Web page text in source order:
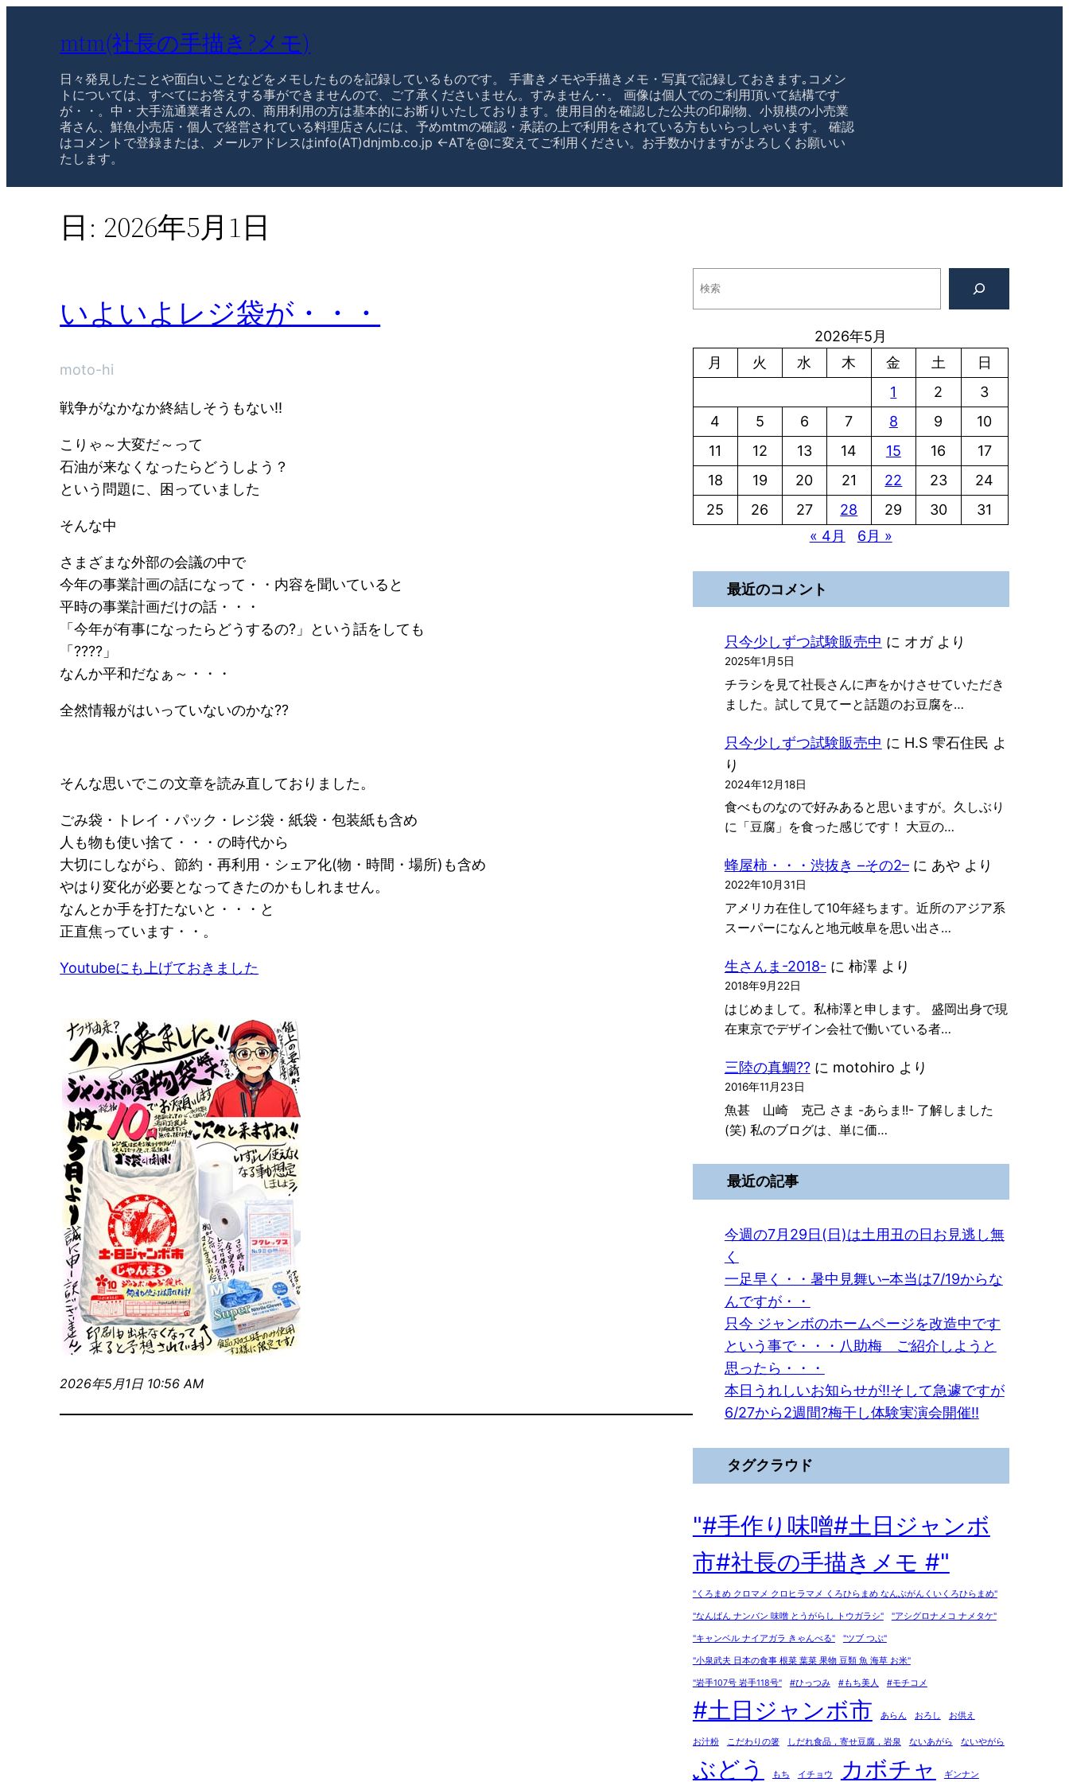
mtm(社長の手描き?メモ)
日々発見したことや面白いことなどをメモしたものを記録しているものです。 手書きメモや手描きメモ・写真で記録しておきます｡コメン
トについては、すべてにお答えする事ができませんので、ご了承くださいません。すみません･･。 画像は個人でのご利用頂いて結構です
が・・。中・大手流通業者さんの、商用利用の方は基本的にお断りいたしております。使用目的を確認した公共の印刷物、小規模の小売業
者さん、鮮魚小売店・個人で経営されている料理店さんには、予めmtmの確認・承諾の上で利用をされている方もいらっしゃいます。 確認
はコメントで登録または、メールアドレスはinfo(AT)dnjmb.co.jp ←ATを@に変えてご利用ください。お手数かけますがよろしくお願いい
たします。
日: 2026年5月1日
いよいよレジ袋が・・・
moto-hi
戦争がなかなか終結しそうもない!!
こりゃ～大変だ～って
石油が来なくなったらどうしよう？
という問題に、困っていました
そんな中
さまざまな外部の会議の中で
今年の事業計画の話になって・・内容を聞いていると
平時の事業計画だけの話・・・
「今年が有事になったらどうするの?」という話をしても
「????」
なんか平和だなぁ～・・・
全然情報がはいっていないのかな??
そんな思いでこの文章を読み直しておりました。
ごみ袋・トレイ・パック・レジ袋・紙袋・包装紙も含め
人も物も使い捨て・・・の時代から
大切にしながら、節約・再利用・シェア化(物・時間・場所)も含め
やはり変化が必要となってきたのかもしれません。
なんとか手を打たないと・・・と
正直焦っています・・。
Youtubeにも上げておきました
2026年5月1日 10:56 AM
2026年5月
月
火 水 木 金 土
日
1
2
3
4
5 6 7 8 9
10
11
12 13 14 15 16
17
18
19 20 21 22 23
24
25
26 27 28 29 30
31
« 4月
6月 »
最近のコメント
只今少しずつ試験販売中 に オガより
2025年1月5日
チラシを見て社長さんに声をかけさせていただき
ました。試して見てーと話題のお豆腐を…
只今少しずつ試験販売中 に H.S 雫石住民 よ
り
2024年12月18日
食べものなので好みあると思いますが。久しぶり
に「豆腐」を食った感じです！ 大豆の…
蜂屋柿・・・渋抜き –その2–に あや より
2022年10月31日
アメリカ在住して10年経ちます。近所のアジア系
スーパーになんと地元岐阜を思い出さ…
生さんま-2018- に 柿澤より
2018年9月22日
はじめまして。私柿澤と申します。 盛岡出身で現
在東京でデザイン会社で働いている者…
三陸の真鯛??に motohiro より
2016年11月23日
魚甚 山崎 克己 さま -あらま!!- 了解しました
(笑) 私のブログは、単に価…
最近の記事
今週の7月29日(日)は土用丑の日お見逃し無
く
一足早く・・暑中見舞い–本当は7/19からな
んですが・・
只今 ジャンボのホームページを改造中です
という事で・・・八助梅 ご紹介しようと
思ったら・・・
本日うれしいお知らせが!!そして急遽ですが
6/27から2週間?梅干し体験実演会開催!!
タグクラウド
"#手作り味噌#土日ジャンボ
市#社長の手描きメモ #"
"くろまめ クロマメ クロヒラマメ くろひらまめ なんぶがんくいくろひらまめ"
"なんばん ナンバン 味噌 とうがらし トウガラシ" "アシグロナメコ ナメタケ"
"キャンベル ナイアガラ きゃんべる" "ツブ つぶ"
"小泉武夫 日本の食事 根菜 葉菜 果物 豆類 魚 海草 お米"
"岩手107号 岩手118号" #ひっつみ #もち美人 #モチコメ
#土日ジャンボ市 あらん おろし お供え
お汁粉 こだわりの箸 しだれ食品，寄せ豆腐，岩泉 ないあがら ないやがら
ぶどう もち イチョウ カボチャ ギンナン